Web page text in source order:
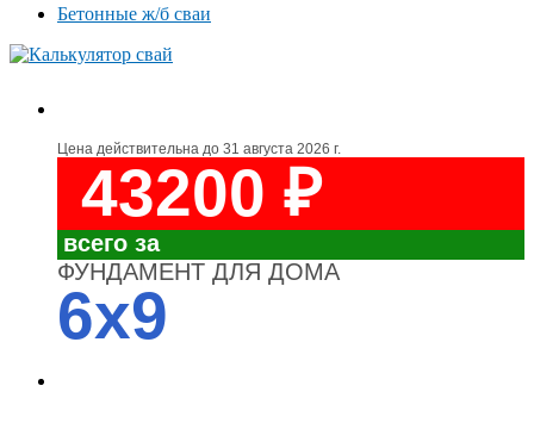
Бетонные ж/б сваи
Цена действительна до 31 августа 2026 г.
43200 ₽
всего за
ФУНДАМЕНТ ДЛЯ ДОМА
6x9